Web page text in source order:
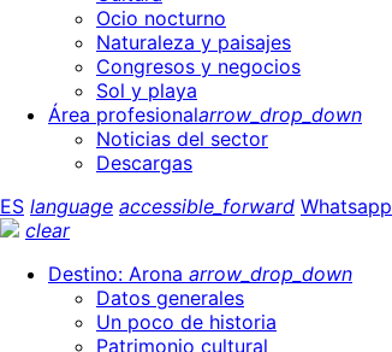
Ocio nocturno
Naturaleza y paisajes
Congresos y negocios
Sol y playa
Área profesionalarrow_drop_down
Noticias del sector
Descargas
ES language accessible_forward Whatsapp
clear
Destino: Arona arrow_drop_down
Datos generales
Un poco de historia
Patrimonio cultural